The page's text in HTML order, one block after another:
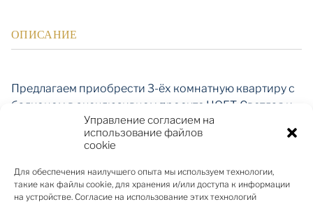
Управление согласием на
использование файлов
cookie
Для обеспечения наилучшего опыта мы используем технологии,
такие как файлы cookie, для хранения и/или доступа к информации
на устройстве. Согласие на использование этих технологий
ОПИСАНИЕ
Предлагаем приобрести 3-ёх комнатную квартиру с
балконом в эксклюзивном проекте HOFT. Светлая и
солнечная квартира размещена на 3/7 этаже здания
с видом на благоустроенный внутренний двор.
Квартира продается с полной внутренней отделкой,
обустроенными ванными комнатами и со